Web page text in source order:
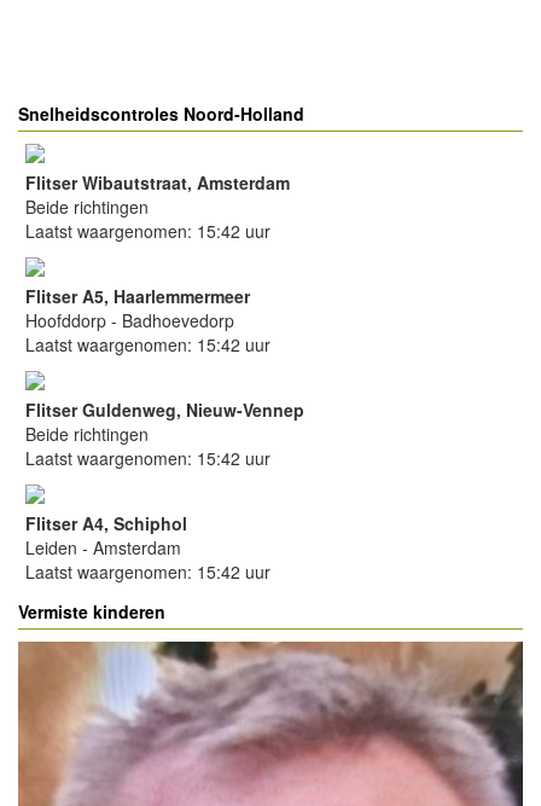
Snelheidscontroles Noord-Holland
Flitser Wibautstraat, Amsterdam
Beide richtingen
Laatst waargenomen: 15:42 uur
Flitser A5, Haarlemmermeer
Hoofddorp - Badhoevedorp
Laatst waargenomen: 15:42 uur
Flitser Guldenweg, Nieuw-Vennep
Beide richtingen
Laatst waargenomen: 15:42 uur
Flitser A4, Schiphol
Leiden - Amsterdam
Laatst waargenomen: 15:42 uur
Vermiste kinderen